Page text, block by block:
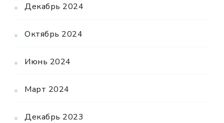
Декабрь 2024
Октябрь 2024
Июнь 2024
Март 2024
Декабрь 2023